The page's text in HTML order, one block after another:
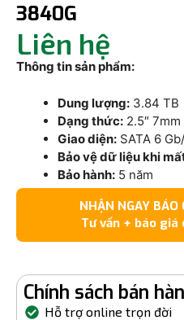
3840G
Liên hệ
Thông tin sản phẩm:
Dung lượng: 3.84 TB
Dạng thức: 2.5″ 7mm
Giao diện: SATA 6
Bảo vệ dữ liệu khi
Bảo hành: 5 năm
NHẬN NGAY
Tư vấn + báo
Chính sách bán
Hỗ trợ online trọn đời